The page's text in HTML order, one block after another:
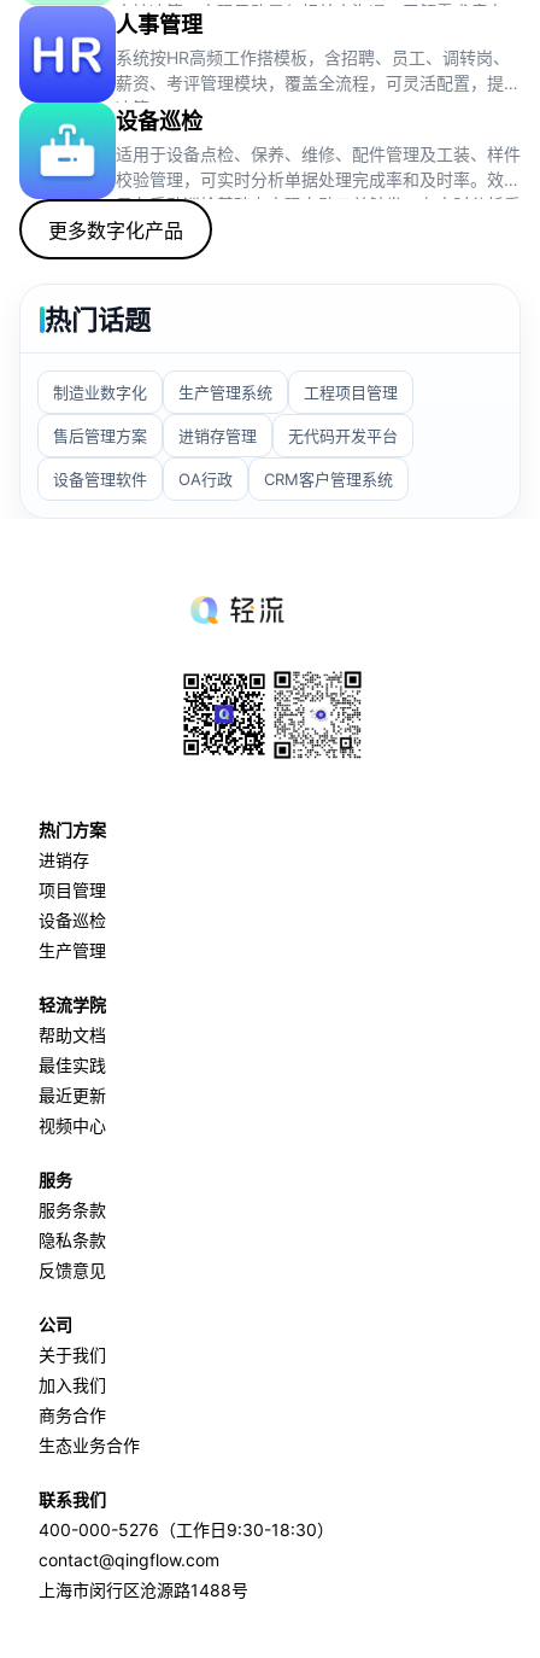
支持决策。实现思路是与相关方沟通，了解需求痛点，
收集整理数据，评估现有模式。
人事管理
系统按HR高频工作搭模板，含招聘、员工、调转岗、
薪资、考评管理模块，覆盖全流程，可灵活配置，提效
决策。
设备巡检
适用于设备点检、保养、维修、配件管理及工装、样件
校验管理，可实时分析单据处理完成率和及时率。效果
是在手动巡检基础上实现自动工单触发，有实时分析看
板。思路是维护台账、方案，生成工单并处理、统计相
关情况。
更多数字化产品
热门话题
制造业数字化 生产管理系统 工程项目管理
售后管理方案 进销存管理 无代码开发平台
设备管理软件 OA行政 CRM客户管理系统
热门方案
进销存
项目管理
设备巡检
生产管理
轻流学院
帮助文档
最佳实践
最近更新
视频中心
服务
服务条款
隐私条款
反馈意见
公司
关于我们
加入我们
商务合作
生态业务合作
联系我们
400-000-5276（工作日9:30-18:30）
contact@qingflow.com
上海市闵行区沧源路1488号